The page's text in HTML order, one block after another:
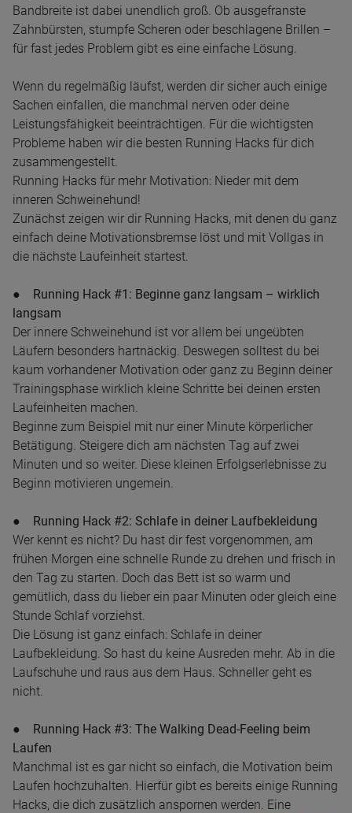
Bandbreite ist dabei unendlich groß. Ob ausgefranste
Zahnbürsten, stumpfe Scheren oder beschlagene Brillen –
für fast jedes Problem gibt es eine einfache Lösung.
Wenn du regelmäßig läufst, werden dir sicher auch einige
Sachen einfallen, die manchmal nerven oder deine
Leistungsfähigkeit beeinträchtigen. Für die wichtigsten
Probleme haben wir die besten Running Hacks für dich
zusammengestellt.
Running Hacks für mehr Motivation: Nieder mit dem
inneren Schweinehund!
Zunächst zeigen wir dir Running Hacks, mit denen du ganz
einfach deine Motivationsbremse löst und mit Vollgas in
die nächste Laufeinheit startest.
● Running Hack #1: Beginne ganz langsam – wirklich
langsam
Der innere Schweinehund ist vor allem bei ungeübten
Läufern besonders hartnäckig. Deswegen solltest du bei
kaum vorhandener Motivation oder ganz zu Beginn deiner
Trainingsphase wirklich kleine Schritte bei deinen ersten
Laufeinheiten machen.
Beginne zum Beispiel mit nur einer Minute körperlicher
Betätigung. Steigere dich am nächsten Tag auf zwei
Minuten und so weiter. Diese kleinen Erfolgserlebnisse zu
Beginn motivieren ungemein.
● Running Hack #2: Schlafe in deiner Laufbekleidung
Wer kennt es nicht? Du hast dir fest vorgenommen, am
frühen Morgen eine schnelle Runde zu drehen und frisch in
den Tag zu starten. Doch das Bett ist so warm und
gemütlich, dass du lieber ein paar Minuten oder gleich eine
Stunde Schlaf vorziehst.
Die Lösung ist ganz einfach: Schlafe in deiner
Laufbekleidung. So hast du keine Ausreden mehr. Ab in die
Laufschuhe und raus aus dem Haus. Schneller geht es
nicht.
● Running Hack #3: The Walking Dead-Feeling beim
Laufen
Manchmal ist es gar nicht so einfach, die Motivation beim
Laufen hochzuhalten. Hierfür gibt es bereits einige Running
Hacks, die dich zusätzlich anspornen werden. Eine